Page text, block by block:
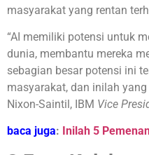
masyarakat yang rentan
“AI memiliki potensi untuk
dunia, membantu mereka
sebagian besar potensi ini
masyarakat, dan inilah
Nixon-Saintil, IBM Vice
baca juga: Inilah 5